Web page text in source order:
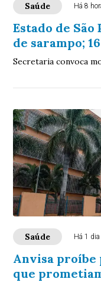
Saúde Há 8
Estado de São
de sarampo;
Secretaria convoca
Saúde Há 1 dia
Anvisa
que